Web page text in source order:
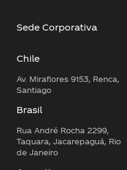
Sede Corporativa
Chile
Av. Miraflores 9153, Renca,
Santiago
Brasil
Rua André Rocha 2299,
Taquara, Jacarepaguá, Rio
de Janeiro